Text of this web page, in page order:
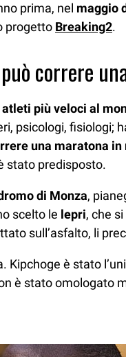
prima, nel maggio
progetto Breaking2.
correre
più veloci al
psicologi, fisiologi;
una maratona in
stato predisposto.
di Monza,
scelto le lepri, che
sull’asfalto, li
Kipchoge è stato
è stato omologato